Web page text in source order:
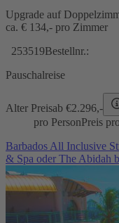
Upgrade auf
ca. € 134,- pro Zimmer
253519Bestellnr.:
Pauschalreise
Alter Preisab €2.296,-
pro PersonPreis
Barbados All Inclusive
& Spa oder The Abidah